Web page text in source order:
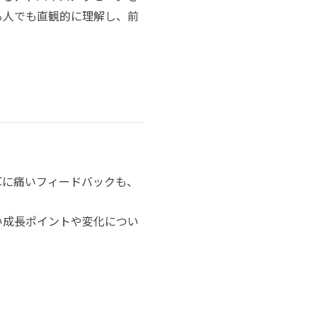
でも直観的に理解し、前
痛いフィードバックも、
長ポイントや変化につい